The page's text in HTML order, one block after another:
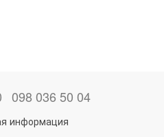
098 036 50 04
информация